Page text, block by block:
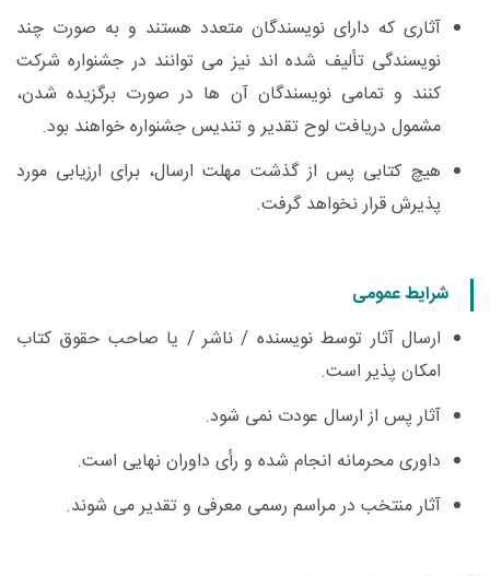
آثاری که دارای نویسندگان متعدد هستند و به صورت چند
نویسندگی تألیف شده اند نیز می توانند در جشنواره شرکت
کنند و تمامی نویسندگان آن ها در صورت برگزیده شدن،
مشمول دریافت لوح تقدیر و تندیس جشنواره خواهند بود.
هیچ کتابی پس از گذشت مهلت ارسال، برای ارزیابی مورد
پذیرش قرار نخواهد گرفت.
شرایط عمومی
ارسال آثار توسط نویسنده / ناشر / یا صاحب حقوق کتاب
امکان پذیر است.
آثار پس از ارسال عودت نمی شود.
داوری محرمانه انجام شده و رأی داوران نهایی است.
آثار منتخب در مراسم رسمی معرفی و تقدیر می شوند.